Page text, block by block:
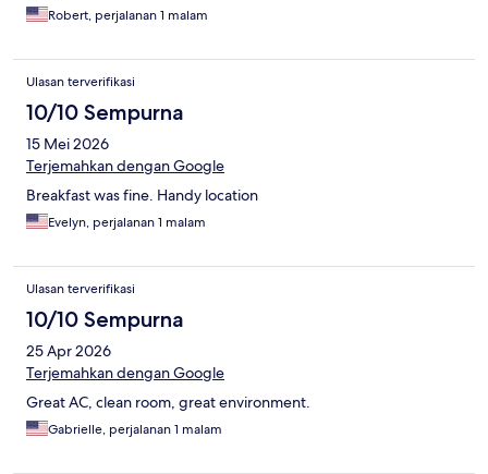
Robert, perjalanan 1 malam
Ulasan terverifikasi
10/10 Sempurna
15 Mei 2026
Terjemahkan dengan Google
Breakfast was fine. Handy location
Evelyn, perjalanan 1 malam
Ulasan terverifikasi
10/10 Sempurna
25 Apr 2026
Terjemahkan dengan Google
Great AC, clean room, great environment.
Gabrielle, perjalanan 1 malam